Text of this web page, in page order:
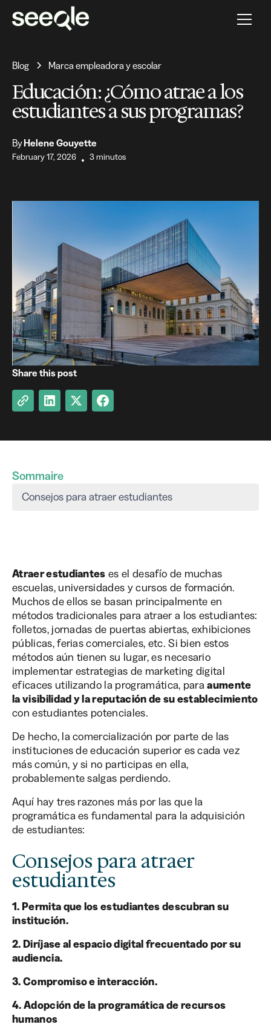
Blog Marca empleadora y escolar
Educación: ¿Cómo atrae a los
estudiantes a sus programas?
ByHelene Gouyette
February 17, 2026 • 3 minutos
Share this post
Sommaire
Consejos para atraer estudiantes
Atraer estudiantes es el desafío de muchas
escuelas, universidades y cursos de formación.
Muchos de ellos se basan principalmente en
métodos tradicionales para atraer a los estudiantes:
folletos, jornadas de puertas abiertas, exhibiciones
públicas, ferias comerciales, etc. Si bien estos
métodos aún tienen su lugar, es necesario
implementar estrategias de marketing digital
eficaces utilizando la programática, paraaumente
la visibilidad y la reputación de su establecimiento
con estudiantes potenciales.
De hecho, la comercialización por parte de las
instituciones de educación superior es cada vez
más común, y si no participas en ella,
probablemente salgas perdiendo.
Aquí hay tres razones más por las que la
programática es fundamental para la adquisición
de estudiantes:
Consejos para atraer
estudiantes
1. Permita que los estudiantes descubran su
institución.
2. Diríjase al espacio digital frecuentado por su
audiencia.
3. Compromiso e interacción.
4. Adopción de la programática de recursos
humanos